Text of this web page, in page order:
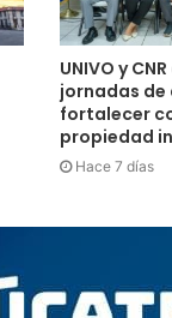
UNIVO y
jornadas
fortalecer
propiedad
Hace 7 días